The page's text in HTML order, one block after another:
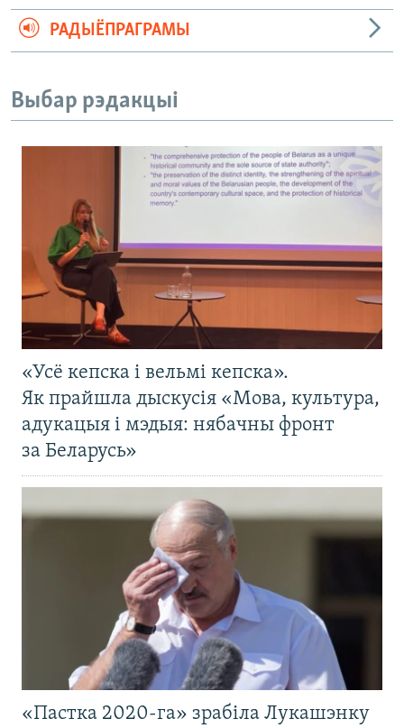
РАДЫЁПРАГРАМЫ
Выбар рэдакцыі
«Усё кепска і вельмі кепска».
Як прайшла дыскусія «Мова, культура,
адукацыя і мэдыя: нябачны фронт
за Беларусь»
«Пастка 2020-га» зрабіла Лукашэнку